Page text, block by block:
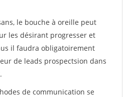
le bouche à oreille peut
les désirant progresser et
il faudra obligatoirement
de leads prospectsion dans
de communication se